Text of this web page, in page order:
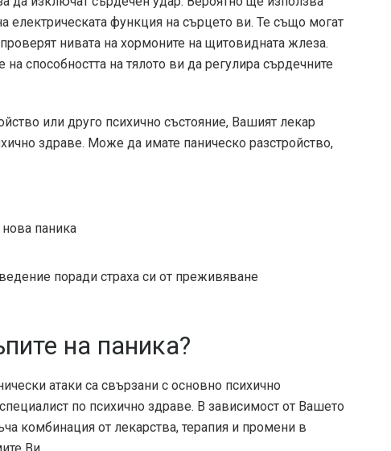
електрическата функция на сърцето ви. Те също могат
нивата на хормоните на щитовидната жлеза.
способността на тялото ви да регулира сърдечните
или друго психично състояние, Вашият лекар
здраве. Може да имате паническо разстройство,
нова паника
поради страха си от преживяване
на паника?
атаки са свързани с основно психично
по психично здраве. В зависимост от Вашето
комбинация от лекарства, терапия и промени в